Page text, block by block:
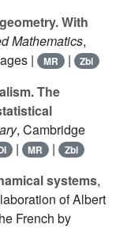
With
Mathematics,
| MR | Zbl
The
, Cambridge
| MR | Zbl
systems,
of Albert
French by